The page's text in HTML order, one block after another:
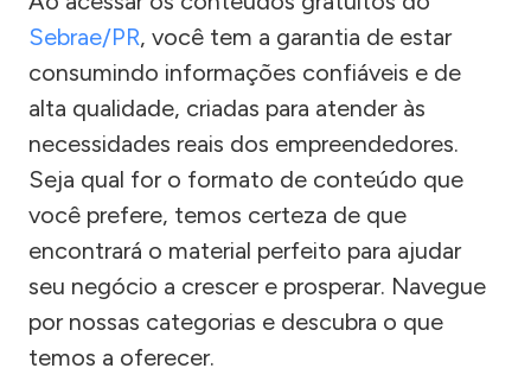
Sebrae/PR, você tem a garantia de estar
consumindo informações confiáveis e de
alta qualidade, criadas para atender às
necessidades reais dos empreendedores.
Seja qual for o formato de conteúdo que
você prefere, temos certeza de que
encontrará o material perfeito para ajudar
seu negócio a crescer e prosperar. Navegue
por nossas categorias e descubra o que
temos a oferecer.